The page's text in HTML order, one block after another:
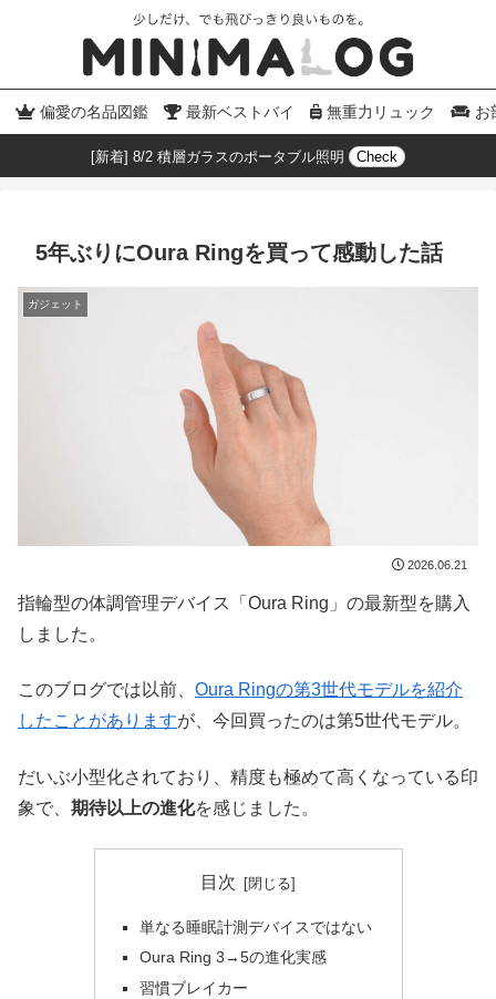
偏愛の名品図鑑 最新ベストバイ 無重力リュック お
[新着] 8/2 積層ガラスのポータブル照明 Check
5年ぶりにOura Ringを買って感動した話
ガジェット
2026.06.21
指輪型の体調管理デバイス「Oura Ring」の最新型を購入
しました。
このブログでは以前、 Oura Ringの第3世代モデルを紹介
したことがありますが、今回買ったのは第5世代モデル。
だいぶ小型化されており、精度も極めて高くなっている印
象で、 期待以上の進化を感じました。
目次
単なる睡眠計測デバイスではない
Oura Ring 3→5の進化実感
習慣ブレイカー